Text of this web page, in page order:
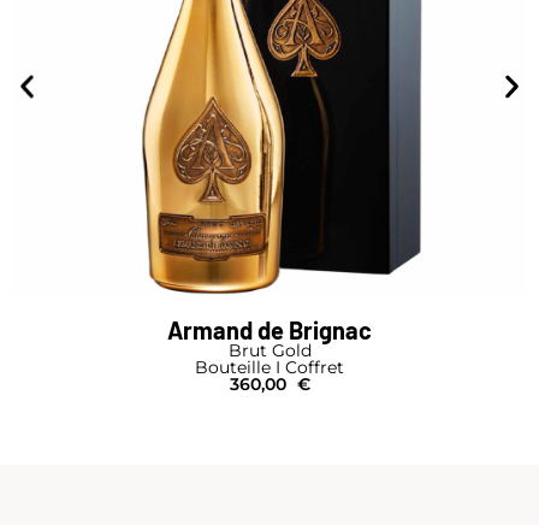
Armand de Brignac
Brut Gold
Bouteille I Coffret
360,00 €